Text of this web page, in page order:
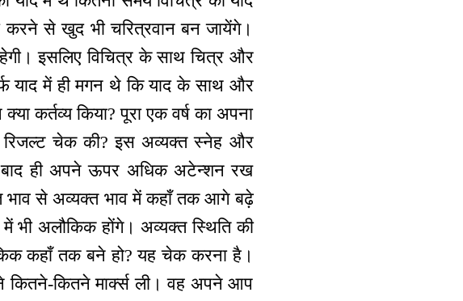
करने से खुद भी चरित्रवान बन जायेंगे।
इसलिए विचित्र के साथ चित्र और
याद में ही मगन थे कि याद के साथ और
कर्तव्य किया? पूरा एक वर्ष का अपना
रिजल्ट चेक की? इस अव्यक्त स्नेह और
ही अपने ऊपर अधिक अटेन्शन रख
से अव्यक्त भाव में कहाँ तक आगे बढ़े
भी अलौकिक होंगे। अव्यक्त स्थिति की
कहाँ तक बने हो? यह चेक करना है।
ने कितने-कितने मार्क्स ली। वह अपने आप